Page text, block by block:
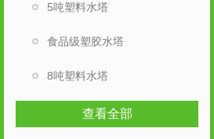
5吨塑料水塔
食品级塑胶水塔
8吨塑料水塔
查看全部